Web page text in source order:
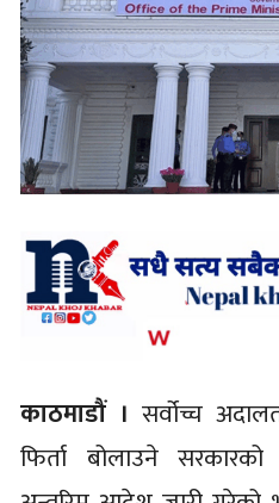
काठमाडौं । सर्वोच्च
फिर्ता बोलाउने सरकारको